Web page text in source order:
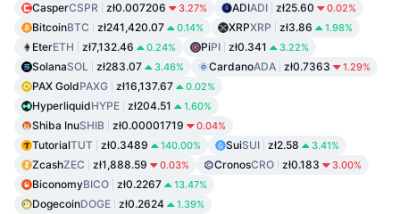
CasperCSPR zł0.007206 3.27% ADIADI zł25.60 0.02%
BitcoinBTC zł241,420.07 0.14% XRPXRP zł3.86 1.98%
EterETH zł7,132.46 0.24% PiPI zł0.341 3.22%
SolanaSOL zł283.07 3.46% CardanoADA zł0.7363 1.29%
PAX GoldPAXG zł16,137.67 0.02%
HyperliquidHYPE zł204.51 1.60%
Shiba InuSHIB zł0.00001719 0.04%
TutorialTUT zł0.3489 140.00% SuiSUI zł2.58 3.41%
ZcashZEC zł1,888.59 0.03% CronosCRO zł0.183 3.00%
BiconomyBICO zł0.2267 13.47%
DogecoinDOGE zł0.2624 1.39%